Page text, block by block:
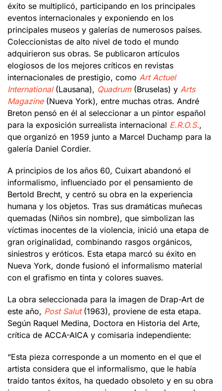
éxito se multiplicó, participando en los principales
eventos internacionales y exponiendo en los
principales museos y galerías de numerosos países.
Coleccionistas de alto nivel de todo el mundo
adquirieron sus obras. Se publicaron artículos
elogiosos de los mejores críticos en revistas
internacionales de prestigio, como Art Actuel
International(Lausana), Quadrum(Bruselas) y Arts
Magazine(Nueva York), entre muchas otras. André
Breton pensó en él al seleccionar a un pintor español
para la exposición surrealista internacional E.R.O.S.,
que organizó en 1959 junto a Marcel Duchamp para la
galería Daniel Cordier.
A principios de los años 60, Cuixart abandonó el
informalismo, influenciado por el pensamiento de
Bertold Brecht, y centró su obra en la experiencia
humana y los objetos. Tras sus dramáticas muñecas
quemadas (Niños sin nombre), que simbolizan las
víctimas inocentes de la violencia, inició una etapa de
gran originalidad, combinando rasgos orgánicos,
siniestros y eróticos. Esta etapa marcó su éxito en
Nueva York, donde fusionó el informalismo material
con el grafismo en tinta y colores suaves.
La obra seleccionada para la imagen de Drap-Art de
este año, Post Salut(1963), proviene de esta etapa.
Según Raquel Medina, Doctora en Historia del Arte,
crítica de ACCA-AICA y comisaria independiente:
“Esta pieza corresponde a un momento en el que el
artista considera que el informalismo, que le había
traído tantos éxitos, ha quedado obsoleto y en su obra